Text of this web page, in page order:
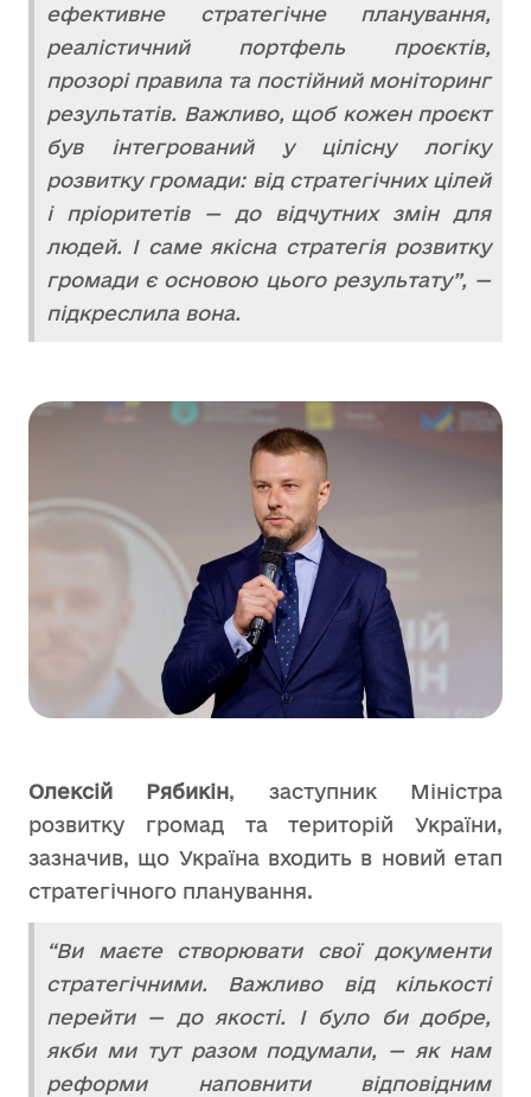
ефективне стратегічне планування,
реалістичний портфель проєктів,
прозорі правила та постійний моніторинг
результатів. Важливо, щоб кожен проєкт
був інтегрований у цілісну логіку
розвитку громади: від стратегічних цілей
і пріоритетів — до відчутних змін для
людей. І саме якісна стратегія розвитку
громади є основою цього результату”, —
підкреслила вона.
Олексій Рябикін, заступник Міністра
розвитку громад та територій України,
зазначив, що Україна входить в новий етап
стратегічного планування.
“Ви маєте створювати свої документи
стратегічними. Важливо від кількості
перейти — до якості. І було би добре,
якби ми тут разом подумали, — як нам
реформи наповнити відповідним